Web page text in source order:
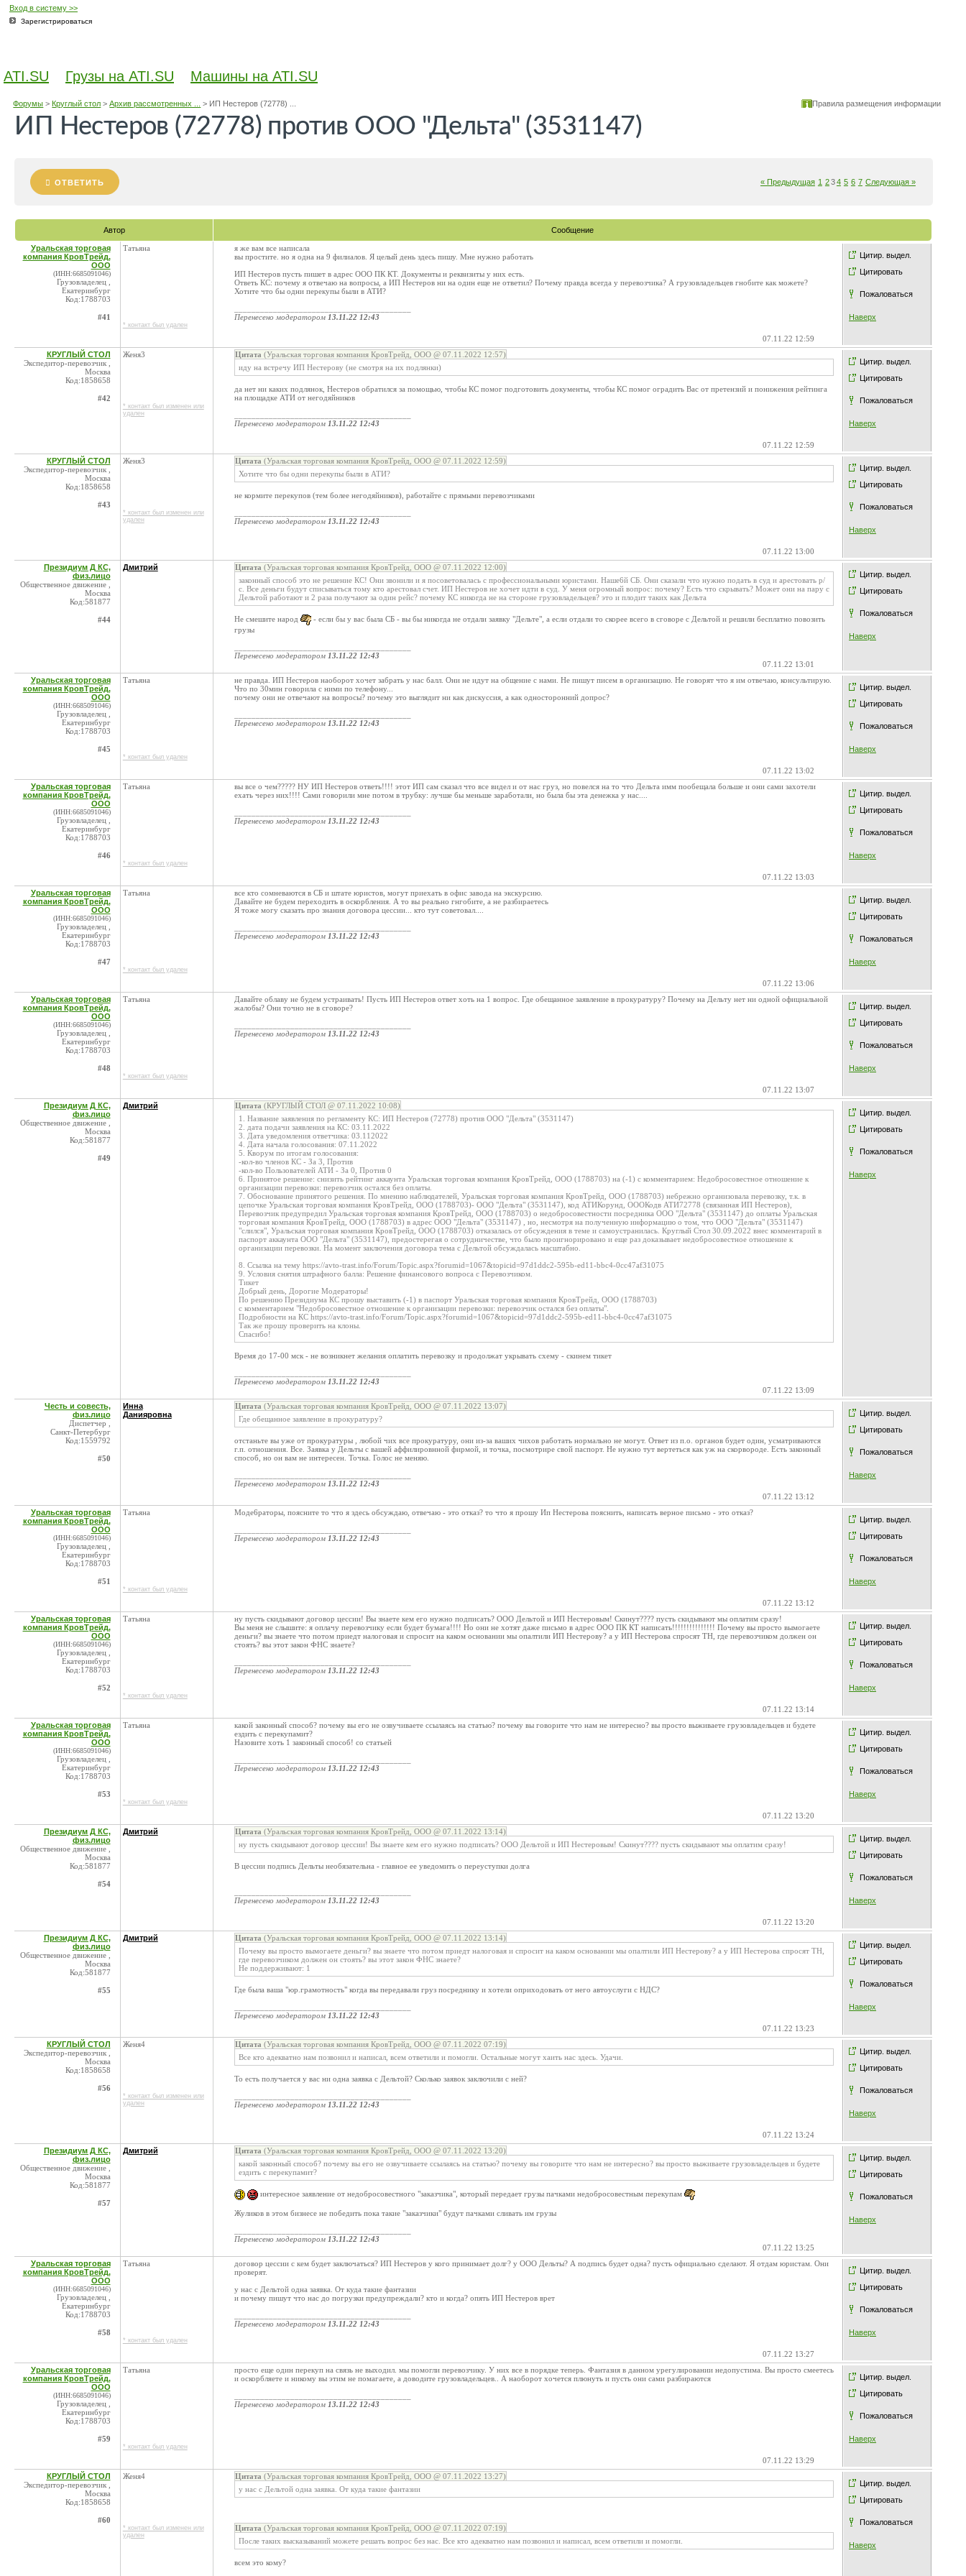
Вход в систему >>
Зарегистрироваться
ATI.SU Грузы на ATI.SU Машины на ATI.SU
Форумы >Круглый стол >Архив рассмотренных ... > ИП Нестеров (72778) ... Правила размещения информации
ИП Нестеров (72778) против ООО "Дельта" (3531147)
ОТВЕТИТЬ « Предыдущая 1 234 5 6 7 Следующая »
Автор Сообщение
Цитир. выдел.
Цитировать
Пожаловаться
Наверх
Уральская торговая
компания КровТрейд,
ООО
(ИНН:6685091046)
Грузовладелец ,
Екатеринбург
Код:1788703
#41
Татьяна
* контакт был удален
я же вам все написала
вы простите. но я одна на 9 филиалов. Я целый день здесь пишу. Мне нужно работать
ИП Нестеров пусть пишет в адрес ООО ПК КТ. Документы и реквизиты у них есть.
Ответь КС: почему я отвечаю на вопросы, а ИП Нестеров ни на один еще не ответил? Почему правда всегда у перевозчика? А грузовладельцев гнобите как можете?
Хотите что бы одни перекупы были в АТИ?
Перенесено модератором 13.11.22 12:43
07.11.22 12:59
Цитир. выдел.
Цитировать
Пожаловаться
Наверх
КРУГЛЫЙ СТОЛ
Экспедитор-перевозчик ,
Москва
Код:1858658
#42
Женя3
* контакт был изменен или
удален
Цитата (Уральская торговая компания КровТрейд, ООО @ 07.11.2022 12:57)
иду на встречу ИП Нестерову (не смотря на их подлянки)
да нет ни каких подлянок, Нестеров обратился за помощью, чтобы КС помог подготовить документы, чтобы КС помог оградить Вас от претензий и понижения рейтинга
на площадке АТИ от негодяйников
Перенесено модератором 13.11.22 12:43
07.11.22 12:59
Цитир. выдел.
Цитировать
Пожаловаться
Наверх
КРУГЛЫЙ СТОЛ
Экспедитор-перевозчик ,
Москва
Код:1858658
#43
Женя3
* контакт был изменен или
удален
Цитата (Уральская торговая компания КровТрейд, ООО @ 07.11.2022 12:59)
Хотите что бы одни перекупы были в АТИ?
не кормите перекупов (тем более негодяйников), работайте с прямыми перевозчиками
Перенесено модератором 13.11.22 12:43
07.11.22 13:00
Цитир. выдел.
Цитировать
Пожаловаться
Наверх
Президиум Д КС,
физ.лицо
Общественное движение ,
Москва
Код:581877
#44
Дмитрий Цитата (Уральская торговая компания КровТрейд, ООО @ 07.11.2022 12:00)
законный способ это не решение КС! Они звонили и я посоветовалась с профессиональными юристами. Наше6й СБ. Они сказали что нужно подать в суд и арестовать р/
с. Все деньги будут списываться тому кто арестовал счет. ИП Нестеров не хочет идти в суд. У меня огромный вопрос: почему? Есть что скрывать? Может они на пару с
Дельтой работают и 2 раза получают за один рейс? почему КС никогда не на стороне грузовладельцев? это и плодит таких как Дельта
Не смешите народ
- если бы у вас была СБ - вы бы никогда не отдали заявку "Дельте", а если отдали то скорее всего в сговоре с Дельтой и решили бесплатно повозить
грузы
Перенесено модератором 13.11.22 12:43
07.11.22 13:01
Цитир. выдел.
Цитировать
Пожаловаться
Наверх
Уральская торговая
компания КровТрейд,
ООО
(ИНН:6685091046)
Грузовладелец ,
Екатеринбург
Код:1788703
#45
Татьяна
* контакт был удален
не правда. ИП Нестеров наоборот хочет забрать у нас балл. Они не идут на общение с нами. Не пишут писем в организацию. Не говорят что я им отвечаю, консультирую.
Что по 30мин говорила с ними по телефону...
почему они не отвечают на вопросы? почему это выглядит ни как дискуссия, а как односторонний допрос?
Перенесено модератором 13.11.22 12:43
07.11.22 13:02
Цитир. выдел.
Цитировать
Пожаловаться
Наверх
Уральская торговая
компания КровТрейд,
ООО
(ИНН:6685091046)
Грузовладелец ,
Екатеринбург
Код:1788703
#46
Татьяна
* контакт был удален
вы все о чем????? НУ ИП Нестеров ответь!!!! этот ИП сам сказал что все видел и от нас груз, но повелся на то что Дельта имм пообещала больше и они сами захотели
ехать через них!!!! Сами говорили мне потом в трубку: лучше бы меньше заработали, но была бы эта денежка у нас....
Перенесено модератором 13.11.22 12:43
07.11.22 13:03
Цитир. выдел.
Цитировать
Пожаловаться
Наверх
Уральская торговая
компания КровТрейд,
ООО
(ИНН:6685091046)
Грузовладелец ,
Екатеринбург
Код:1788703
#47
Татьяна
* контакт был удален
все кто сомневаются в СБ и штате юристов, могут приехать в офис завода на экскурсию.
Давайте не будем переходить в оскорбления. А то вы реально гнгобите, а не разбираетесь
Я тоже могу сказать про знания договора цессии... кто тут советовал....
Перенесено модератором 13.11.22 12:43
07.11.22 13:06
Цитир. выдел.
Цитировать
Пожаловаться
Наверх
Уральская торговая
компания КровТрейд,
ООО
(ИНН:6685091046)
Грузовладелец ,
Екатеринбург
Код:1788703
#48
Татьяна
* контакт был удален
Давайте облаву не будем устраивать! Пусть ИП Нестеров ответ хоть на 1 вопрос. Где обещанное заявление в прокуратуру? Почему на Дельту нет ни одной официальной
жалобы? Они точно не в сговоре?
Перенесено модератором 13.11.22 12:43
07.11.22 13:07
Цитир. выдел.
Цитировать
Пожаловаться
Наверх
Президиум Д КС,
физ.лицо
Общественное движение ,
Москва
Код:581877
#49
Дмитрий Цитата (КРУГЛЫЙ СТОЛ @ 07.11.2022 10:08)
1. Название заявления по регламенту КС: ИП Нестеров (72778) против ООО "Дельта" (3531147)
2. дата подачи заявления на КС: 03.11.2022
3. Дата уведомления ответчика: 03.112022
4. Дата начала голосования: 07.11.2022
5. Кворум по итогам голосования:
-кол-во членов КС - За 3, Против
-кол-во Пользователей АТИ - За 0, Против 0
6. Принятое решение: снизить рейтинг аккаунта Уральская торговая компания КровТрейд, ООО (1788703) на (-1) с комментарием: Недобросовестное отношение к
организации перевозки: перевозчик остался без оплаты.
7. Обоснование принятого решения. По мнению наблюдателей, Уральская торговая компания КровТрейд, ООО (1788703) небрежно организовала перевозку, т.к. в
цепочке Уральская торговая компания КровТрейд, ООО (1788703)- ООО "Дельта" (3531147), код АТИКорунд, ОООКодв АТИ72778 (связанная ИП Нестеров),
Перевозчик предупредил Уральская торговая компания КровТрейд, ООО (1788703) о недобросовестности посредника ООО "Дельта" (3531147) до оплаты Уральская
торговая компания КровТрейд, ООО (1788703) в адрес ООО "Дельта" (3531147) , но, несмотря на полученную информацию о том, что ООО "Дельта" (3531147)
"слился", Уральская торговая компания КровТрейд, ООО (1788703) отказалась от обсуждения в теме и самоустранилась. Круглый Стол 30.09.2022 внес комментарий в
паспорт аккаунта ООО "Дельта" (3531147), предостерегая о сотрудничестве, что было проигнорировано и еще раз доказывает недобросовестное отношение к
организации перевозки. На момент заключения договора тема с Дельтой обсуждалась масштабно.
8. Ссылка на тему https://avto-trast.info/Forum/Topic.aspx?forumid=1067&topicid=97d1ddc2-595b-ed11-bbc4-0cc47af31075
9. Условия снятия штрафного балла: Решение финансового вопроса с Перевозчиком.
Тикет
Добрый день, Дорогие Модераторы!
По решению Президиума КС прошу выставить (-1) в паспорт Уральская торговая компания КровТрейд, ООО (1788703)
с комментарием "Недобросовестное отношение к организации перевозки: перевозчик остался без оплаты".
Подробности на КС https://avto-trast.info/Forum/Topic.aspx?forumid=1067&topicid=97d1ddc2-595b-ed11-bbc4-0cc47af31075
Так же прошу проверить на клоны.
Спасибо!
Время до 17-00 мск - не возникнет желания оплатить перевозку и продолжат укрывать схему - скинем тикет
Перенесено модератором 13.11.22 12:43
07.11.22 13:09
Цитир. выдел.
Цитировать
Пожаловаться
Наверх
Честь и совесть,
физ.лицо
Диспетчер ,
Санкт-Петербург
Код:1559792
#50
Инна
Данияровна
Цитата (Уральская торговая компания КровТрейд, ООО @ 07.11.2022 13:07)
Где обещанное заявление в прокуратуру?
отстаньте вы уже от прокуратуры , любой чих все прокуратуру, они из-за ваших чихов работать нормально не могут. Ответ из п.о. органов будет один, усматриваются
г.п. отношения. Все. Заявка у Дельты с вашей аффилировнной фирмой, и точка, посмотрире свой паспорт. Не нужно тут вертеться как уж на скорвороде. Есть законный
способ, но он вам не интересен. Точка. Голос не меняю.
Перенесено модератором 13.11.22 12:43
07.11.22 13:12
Цитир. выдел.
Цитировать
Пожаловаться
Наверх
Уральская торговая
компания КровТрейд,
ООО
(ИНН:6685091046)
Грузовладелец ,
Екатеринбург
Код:1788703
#51
Татьяна
* контакт был удален
Моде6раторы, поясните то что я здесь обсуждаю, отвечаю - это отказ? то что я прошу Ип Нестерова пояснить, написать верное письмо - это отказ?
Перенесено модератором 13.11.22 12:43
07.11.22 13:12
Цитир. выдел.
Цитировать
Пожаловаться
Наверх
Уральская торговая
компания КровТрейд,
ООО
(ИНН:6685091046)
Грузовладелец ,
Екатеринбург
Код:1788703
#52
Татьяна
* контакт был удален
ну пусть скидывают договор цессии! Вы знаете кем его нужно подписать? ООО Дельтой и ИП Нестеровым! Скинут???? пусть скидывают мы оплатим сразу!
Вы меня не слышите: я оплачу перевозчику если будет бумага!!!! Но они не хотят даже письмо в адрес ООО ПК КТ написать!!!!!!!!!!!!!!! Почему вы просто вымогаете
деньги? вы знаете что потом приедт налоговая и спросит на каком основании мы опалтили ИП Нестерову? а у ИП Нестерова спросят ТН, где перевозчиком должен он
стоять? вы этот закон ФНС знаете?
Перенесено модератором 13.11.22 12:43
07.11.22 13:14
Цитир. выдел.
Цитировать
Пожаловаться
Наверх
Уральская торговая
компания КровТрейд,
ООО
(ИНН:6685091046)
Грузовладелец ,
Екатеринбург
Код:1788703
#53
Татьяна
* контакт был удален
какой законный способ? почему вы его не озвучиваете ссылаясь на статью? почему вы говорите что нам не интересно? вы просто выживаете грузовладельцев и будете
ездить с перекупамит?
Назовите хоть 1 законный способ! со статьей
Перенесено модератором 13.11.22 12:43
07.11.22 13:20
Цитир. выдел.
Цитировать
Пожаловаться
Наверх
Президиум Д КС,
физ.лицо
Общественное движение ,
Москва
Код:581877
#54
Дмитрий Цитата (Уральская торговая компания КровТрейд, ООО @ 07.11.2022 13:14)
ну пусть скидывают договор цессии! Вы знаете кем его нужно подписать? ООО Дельтой и ИП Нестеровым! Скинут???? пусть скидывают мы оплатим сразу!
В цессии подпись Дельты необязательна - главное ее уведомить о переуступки долга
Перенесено модератором 13.11.22 12:43
07.11.22 13:20
Цитир. выдел.
Цитировать
Пожаловаться
Наверх
Президиум Д КС,
физ.лицо
Общественное движение ,
Москва
Код:581877
#55
Дмитрий Цитата (Уральская торговая компания КровТрейд, ООО @ 07.11.2022 13:14)
Почему вы просто вымогаете деньги? вы знаете что потом приедт налоговая и спросит на каком основании мы опалтили ИП Нестерову? а у ИП Нестерова спросят ТН,
где перевозчиком должен он стоять? вы этот закон ФНС знаете?
Не поддерживают: 1
Где была ваша "юр.грамотность" когда вы передавали груз посреднику и хотели оприходовать от него автоуслуги с НДС?
Перенесено модератором 13.11.22 12:43
07.11.22 13:23
Цитир. выдел.
Цитировать
Пожаловаться
Наверх
КРУГЛЫЙ СТОЛ
Экспедитор-перевозчик ,
Москва
Код:1858658
#56
Женя4
* контакт был изменен или
удален
Цитата (Уральская торговая компания КровТрейд, ООО @ 07.11.2022 07:19)
Все кто адекватно нам позвонил и написал, всем ответили и помогли. Остальные могут хаить нас здесь. Удачи.
То есть получается у вас ни одна заявка с Дельтой? Сколько заявок заключили с ней?
Перенесено модератором 13.11.22 12:43
07.11.22 13:24
Цитир. выдел.
Цитировать
Пожаловаться
Наверх
Президиум Д КС,
физ.лицо
Общественное движение ,
Москва
Код:581877
#57
Дмитрий Цитата (Уральская торговая компания КровТрейд, ООО @ 07.11.2022 13:20)
какой законный способ? почему вы его не озвучиваете ссылаясь на статью? почему вы говорите что нам не интересно? вы просто выживаете грузовладельцев и будете
ездить с перекупамит?
интересное заявление от недобросовестного "заказчика", который передает грузы пачками недобросовестным перекупам
Жуликов в этом бизнесе не победить пока такие "заказчики" будут пачками сливать им грузы
Перенесено модератором 13.11.22 12:43
07.11.22 13:25
Цитир. выдел.
Цитировать
Пожаловаться
Наверх
Уральская торговая
компания КровТрейд,
ООО
(ИНН:6685091046)
Грузовладелец ,
Екатеринбург
Код:1788703
#58
Татьяна
* контакт был удален
договор цессии с кем будет заключаться? ИП Нестеров у кого принимает долг? у ООО Дельты? А подпись будет одна? пусть официально сделают. Я отдам юристам. Они
проверят.
у нас с Дельтой одна заявка. От куда такие фантазии
и почему пишут что нас до погрузки предупреждали? кто и когда? опять ИП Нестеров врет
Перенесено модератором 13.11.22 12:43
07.11.22 13:27
Цитир. выдел.
Цитировать
Пожаловаться
Наверх
Уральская торговая
компания КровТрейд,
ООО
(ИНН:6685091046)
Грузовладелец ,
Екатеринбург
Код:1788703
#59
Татьяна
* контакт был удален
просто еще один перекуп на связь не выходил. мы помогли перевозчику. У них все в порядке теперь. Фантазия в данном урегулировании недопустима. Вы просто смеетесь
и оскорбляете и никому вы этим не помагаете, а доводите грузовладельцев.. А наоборот хочется плюнуть и пусть они сами разбираются
Перенесено модератором 13.11.22 12:43
07.11.22 13:29
Цитир. выдел.
Цитировать
Пожаловаться
Наверх
КРУГЛЫЙ СТОЛ
Экспедитор-перевозчик ,
Москва
Код:1858658
#60
Женя4
* контакт был изменен или
удален
Цитата (Уральская торговая компания КровТрейд, ООО @ 07.11.2022 13:27)
у нас с Дельтой одна заявка. От куда такие фантазии
Цитата (Уральская торговая компания КровТрейд, ООО @ 07.11.2022 07:19)
После таких высказываний можете решать вопрос без нас. Все кто адекватно нам позвонил и написал, всем ответили и помогли.
всем это кому?